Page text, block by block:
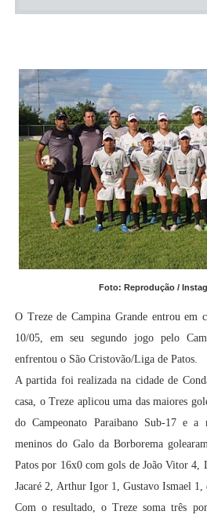
Foto: Reprodução /
O Treze de Campina Grande entrou em
10/05, em seu segundo jogo pelo
enfrentou o São Cristovão/Liga de Patos.
A partida foi realizada na cidade de
casa, o Treze aplicou uma das maiores
do Campeonato Paraibano Sub-17 e
meninos do Galo da Borborema
Patos por 16x0 com gols de João Vitor 4,
Jacaré 2, Arthur Igor 1, Gustavo Ismael 1,
Com o resultado, o Treze soma três